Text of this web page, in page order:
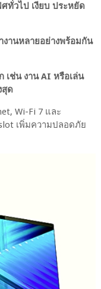
ทั่วไป เงียบ ประหยัด
งานหลายอย่างพร้อมกัน
เช่น งาน AI หรือเล่น
สุด
Wi-Fi 7 และ
เพิ่มความปลอดภัย